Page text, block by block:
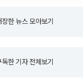
장한 뉴스 모아보기
독한 기자 전체보기